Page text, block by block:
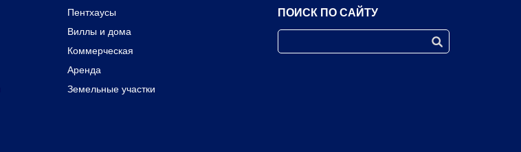
Пентхаусы
Виллы и дома
Коммерческая
Аренда
Земельные участки
ПОИСК ПО САЙТУ